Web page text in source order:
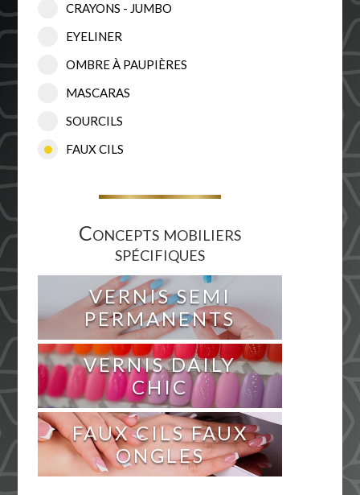
CRAYONS - JUMBO
EYELINER
OMBRE À PAUPIÈRES
MASCARAS
SOURCILS
FAUX CILS
Concepts mobiliers
spécifiques
VERNIS SEMI
PERMANENTS
VERNIS DAILY
CHIC
FAUX CILS FAUX
ONGLES